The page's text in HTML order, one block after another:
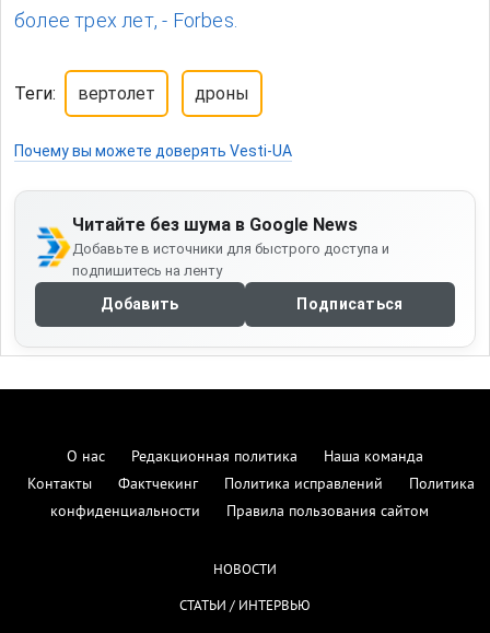
более трех лет, - Forbes.
Теги: вертолет дроны
Почему вы можете доверять Vesti-UA
Читайте без шума в Google News
Добавьте в источники для быстрого доступа и
подпишитесь на ленту
Добавить Подписаться
О нас Редакционная политика
Наша команда
Контакты
Фактчекинг Политика исправлений
Политика
конфиденциальности
Правила пользования сайтом
НОВОСТИ
СТАТЬИ / ИНТЕРВЬЮ